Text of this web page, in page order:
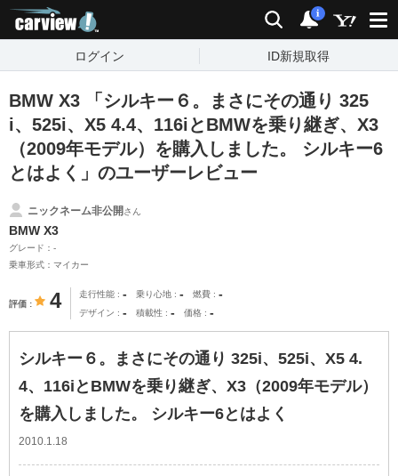
検索 通知
i
ログイン ID新規取得
BMW X3 「シルキー６。まさにその通り 325
i、525i、X5 4.4、116iとBMWを乗り継ぎ、X3
（2009年モデル）を購入しました。 シルキー6
とはよく」のユーザーレビュー
ニックネーム非公開さん
BMW X3
グレード：-
乗車形式：マイカー
評価 4 走行性能 - 乗り心地 - 燃費 -
デザイン - 積載性 - 価格 -
シルキー６。まさにその通り 325i、525i、X5 4.
4、116iとBMWを乗り継ぎ、X3（2009年モデル）
を購入しました。 シルキー6とはよく
2010.1.18